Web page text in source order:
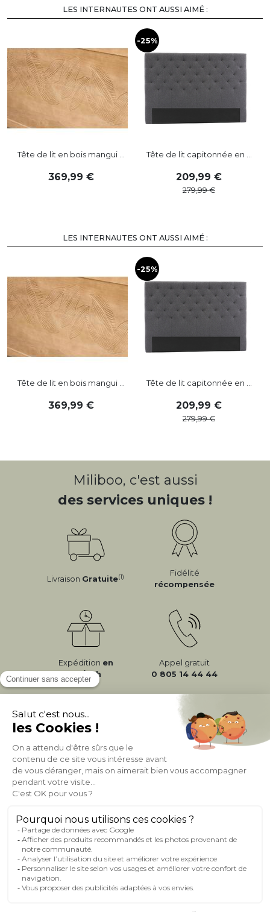
LES INTERNAUTES ONT AUSSI AIMÉ :
Tête de lit en bois mangui ...
369,99
-25%
Tête de lit capitonnée en ...
209,99
279,99
LES INTERNAUTES ONT AUSSI AIMÉ :
Tête de lit en bois mangui ...
369,99
-25%
Tête de lit capitonnée en ...
209,99
279,99
Miliboo, c'est aussi
des services uniques !
Livraison Gratuite(1)
Fidélité
récompensée
Expédition en
24/72h
Appel gratuit
0 805 14 44 44
À PROPOS DE MILIBOO
AIDE & CONTACT